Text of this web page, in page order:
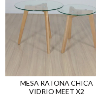
MESA RATONA CHICA
VIDRIO MEET X2